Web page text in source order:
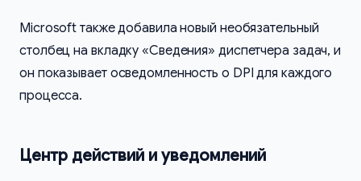
Microsoft также добавила новый необязательный
столбец на вкладку «Сведения» диспетчера задач, и
он показывает осведомленность о DPI для каждого
процесса.
Центр действий и уведомлений